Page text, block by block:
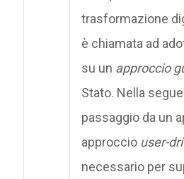
trasformazione
è chiamata ad
su un approccio
Stato. Nella
passaggio da un
approccio user-
necessario per